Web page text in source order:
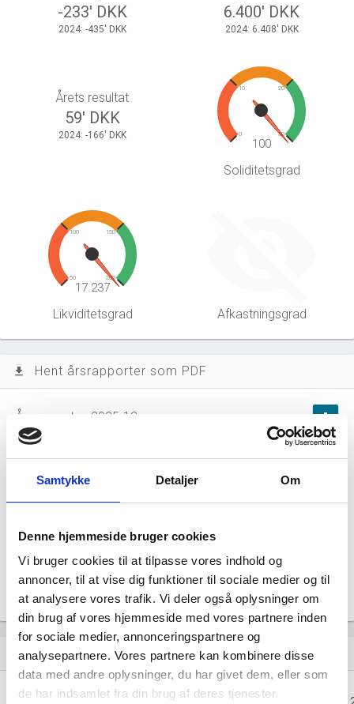
Samtykke Detaljer Om
Denne hjemmeside bruger cookies
Vi bruger cookies til at tilpasse vores indhold og
annoncer, til at vise dig funktioner til sociale medier og til
at analysere vores trafik. Vi deler også oplysninger om
din brug af vores hjemmeside med vores partnere inden
for sociale medier, annonceringspartnere og
analysepartnere. Vores partnere kan kombinere disse
data med andre oplysninger, du har givet dem, eller som
de har indsamlet fra din brug af deres tjenester.
-233' DKK
2024: -435' DKK
6.400' DKK
2024: 6.408' DKK
Årets resultat
59' DKK
2024: -166' DKK 0
10 20
30
100
Soliditetsgrad
50
100 150
200
17.237
Likviditetsgrad Afkastningsgrad
file_download Hent årsrapporter som PDF
Årsrapporten 2025-12 file_download
Årsrapporten 2024-12 file_download
Årsrapporten 2023-12 file_download
Årsrapporten 2022-12
Årsrapporten 2021-12 file_download
assignment Regnskaber
Resultat i 1000